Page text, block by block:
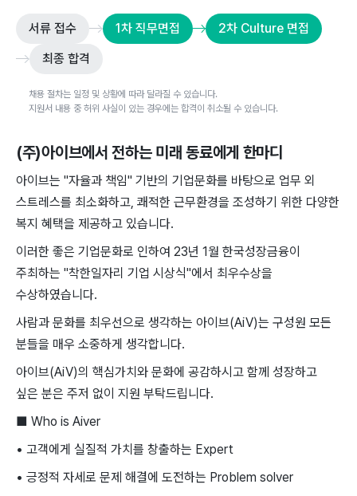
서류 접수 1차 직무면접
2차 Culture 면접
최종 합격
채용 절차는 일정 및 상황에 따라 달라질 수 있습니다.
지원서 내용 중 허위 사실이 있는 경우에는 합격이 취소될 수 있습니다.
(주)아이브에서 전하는 미래 동료에게 한마디
아이브는 "자율과 책임" 기반의 기업문화를 바탕으로 업무 외
스트레스를 최소화하고, 쾌적한 근무환경을 조성하기 위한 다양한
복지 혜택을 제공하고 있습니다.
이러한 좋은 기업문화로 인하여 23년 1월 한국성장금융이
주최하는 "착한일자리 기업 시상식"에서 최우수상을
수상하였습니다.
사람과 문화를 최우선으로 생각하는 아이브(AiV)는 구성원 모든
분들을 매우 소중하게 생각합니다.
아이브(AiV)의 핵심가치와 문화에 공감하시고 함께 성장하고
싶은 분은 주저 없이 지원 부탁드립니다.
■ Who is Aiver
• 고객에게 실질적 가치를 창출하는 Expert
• 긍정적 자세로 문제 해결에 도전하는 Problem solver